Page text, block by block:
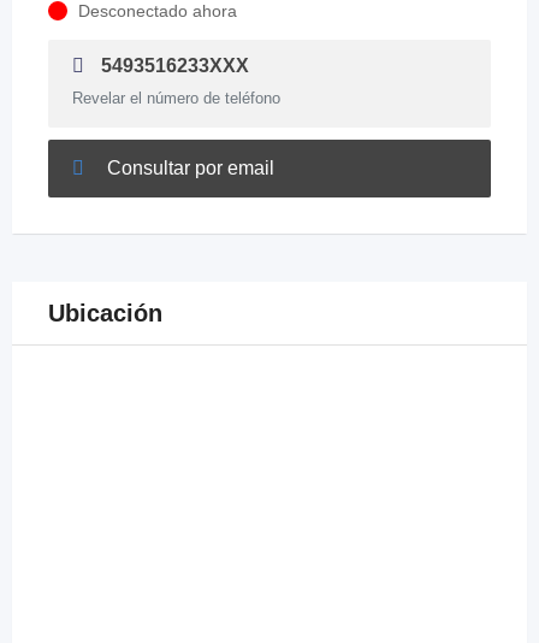
Desconectado ahora
5493516233XXX
Revelar el número de teléfono
Consultar por email
Ubicación